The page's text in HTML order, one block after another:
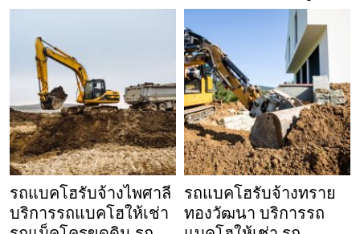
รถแบคโฮรับจ้างไพศาลี
บริการรถแบคโฮให้เช่า
รถแบคโฮรับจ้างทราย
ทองวัฒนา บริการรถ